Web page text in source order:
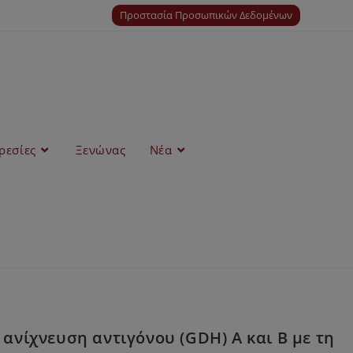
Προστασία Προσωπικών Δεδομένων
Ξενώνας Νέα
αντιγόνου (GDH) Α και Β με τη